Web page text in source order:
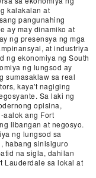
kalakalan at
pangunahing
ay may dinamiko at
ng presensya ng mga
at industriya
ng ekonomiya ng South
ng lungsod ay
sumasaklaw sa real
kaya't nagiging
Sa laki ng
opisina,
aalok ang Fort
libangan at negosyo.
ng lungsod sa
habang sinisiguro
na sigla, dahilan
Lauderdale sa lokal at